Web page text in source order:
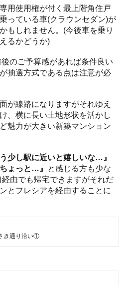
用使用権が付く最上階角住戸
っている車(クラウンセダン)が
もしれません。(今後車を乗り
るかどうか)
のご予算感があれば条件良い
抽選方式である点は注意が必
が線路になりますがそれゆえ
、横に長い土地形状を活かし
魅力が大きい新築マンション
少し駅に近いと嬉しいな…』
ょっと…』 と感じる方も少な
由でも帰宅できますがそれだ
とフレシアを経由することに
き通り沿い①